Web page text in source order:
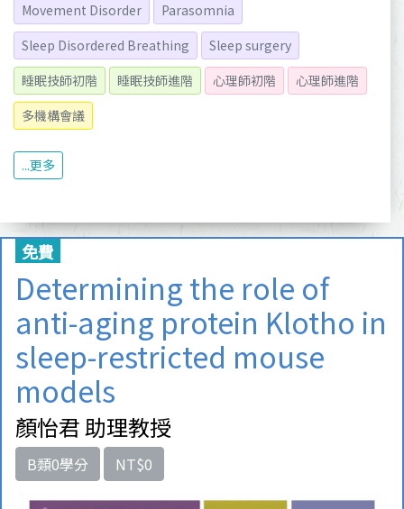
Movement Disorder
Parasomnia
Sleep Disordered Breathing
Sleep surgery
睡眠技師初階
睡眠技師進階 心理師初階
心理師進階
多機構會議
...更多
免費
Determining the role of
anti-aging protein Klotho in
sleep-restricted mouse
models
顏怡君 助理教授
B類0學分 NT$0